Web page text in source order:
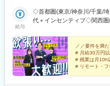
談ください【事務所】●本
階●関西支店大阪府大阪市中
給与
◇首都圏(東京/神奈川/千葉/
代＋インセンティブ◇関西圏
297,000円以上+諸手当+残
庁所在地月給282,000円以
その他の地域月給267,000円
ブ◇豊かな経験がある方は加
+残業代＋インセンティブ※
／／要件を満
# 月給30万円
# 残業は月10h
# リモート・